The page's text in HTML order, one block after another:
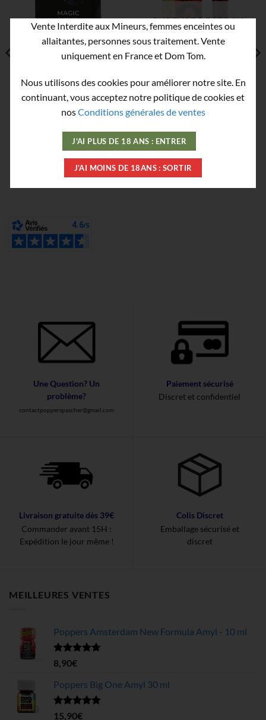
Gel Stimulant pour
Femme Coquette Magic
Climax Power Orgasm 10
ml
AJOUTER
RUPTURE DE STOCK
Aphrodisiaque à boire
pour femme 20 ml
LIRE LA SUITE
Une Question? Un
problème?
contactpopperspascher@gmail.com
Paiement sécurisé
Discret et confidentiel
Livraison gratuite dès 39€
Commander avant 15H :
Expédition le jour même !
Colis Discret
Emballage sécurisé et
discret
MEILLEURES VENTES
Poppers Amsterdam New Formula Amyl - 10 ml
Note4.68
sur 5
8,90€
Poppers Big One Amyl 30 ml
Note4.78
15,90€
Vente Interdite aux Mineurs, femmes enceintes ou
allaitantes, personnes sous traitement. Vente
uniquement en France et Dom Tom.
Nous utilisons des cookies pour améliorer notre site. En
continuant, vous acceptez notre politique de cookies et
nosConditions générales de ventes
J'AI PLUS DE 18 ANS : ENTRER
J'AI MOINS DE 18ANS : SORTIR